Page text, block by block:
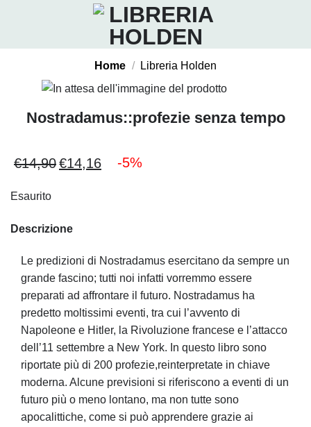
Home / Libreria Holden
Nostradamus::profezie senza tempo
€14,90 Il
€14,90.
€14,16Il
-5%
Esaurito
Descrizione
Le predizioni di Nostradamus esercitano da sempre un
grande fascino; tutti noi infatti vorremmo essere
preparati ad affrontare il futuro. Nostradamus ha
predetto moltissimi eventi, tra cui l’avvento di
Napoleone e Hitler, la Rivoluzione francese e l’attacco
dell’11 settembre a New York. In questo libro sono
riportate più di 200 profezie,reinterpretate in chiave
moderna. Alcune previsioni si riferiscono a eventi di un
futuro più o meno lontano, ma non tutte sono
apocalittiche, come si può apprendere grazie ai